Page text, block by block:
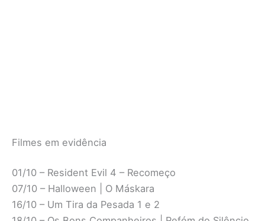
Filmes em evidência
01/10 – Resident Evil 4 – Recomeço
07/10 – Halloween | O Máskara
16/10 – Um Tira da Pesada 1 e 2